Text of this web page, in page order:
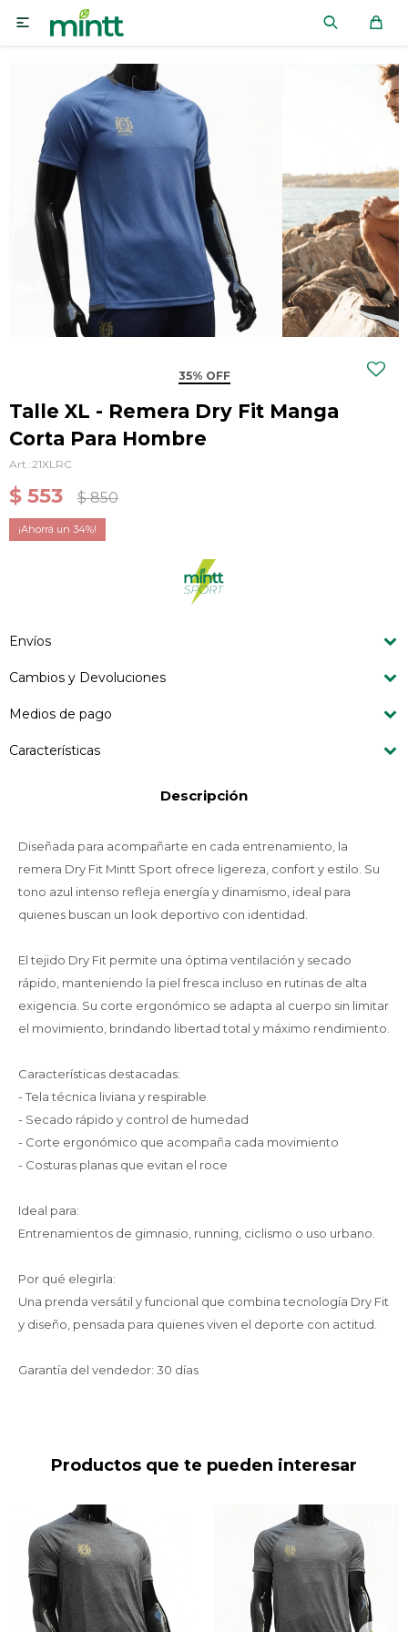

35% OFF
Talle XL - Remera Dry Fit Manga
Corta Para Hombre
21XLRC
$ 553 $ 850
34
Envíos
Cambios y Devoluciones
Medios de pago
Características
Descripción
Diseñada para acompañarte en cada entrenamiento, la
remera Dry Fit Mintt Sport ofrece ligereza, confort y estilo. Su
tono azul intenso refleja energía y dinamismo, ideal para
quienes buscan un look deportivo con identidad.
El tejido Dry Fit permite una óptima ventilación y secado
rápido, manteniendo la piel fresca incluso en rutinas de alta
exigencia. Su corte ergonómico se adapta al cuerpo sin limitar
el movimiento, brindando libertad total y máximo rendimiento.
Características destacadas:
- Tela técnica liviana y respirable
- Secado rápido y control de humedad
- Corte ergonómico que acompaña cada movimiento
- Costuras planas que evitan el roce
Ideal para:
Entrenamientos de gimnasio, running, ciclismo o uso urbano.
Por qué elegirla:
Una prenda versátil y funcional que combina tecnología Dry Fit
y diseño, pensada para quienes viven el deporte con actitud.
Garantía del vendedor: 30 días
Productos que te pueden interesar